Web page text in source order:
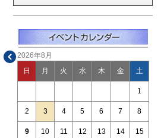
2026年8月
日 月 火 水 木 金 土
1
2 3 4 5 6 7 8
9 10 11 12 13 14 15